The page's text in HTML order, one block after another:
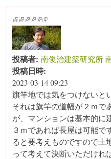
(link is external)
(link is external)
(link is external)
(link is external)
(link is external)
(link is external)
投稿者: 南俊治建築研究所
投稿日時:
2023-03-14 09:23
旗竿地では気をつけないと
それは旗竿の道幅が２ｍで
が、マンションは基本的に
３ｍであれば長屋は可能で
ると要考えものですので土
って考えて決断いただけれ